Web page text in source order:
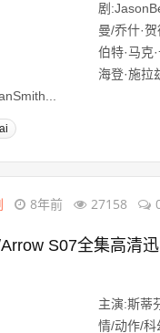
剧
曼/乔什·
伯特·马克
海登·施拉
8年前 27158
S07全集高清
主演:斯蒂
情/动作/科